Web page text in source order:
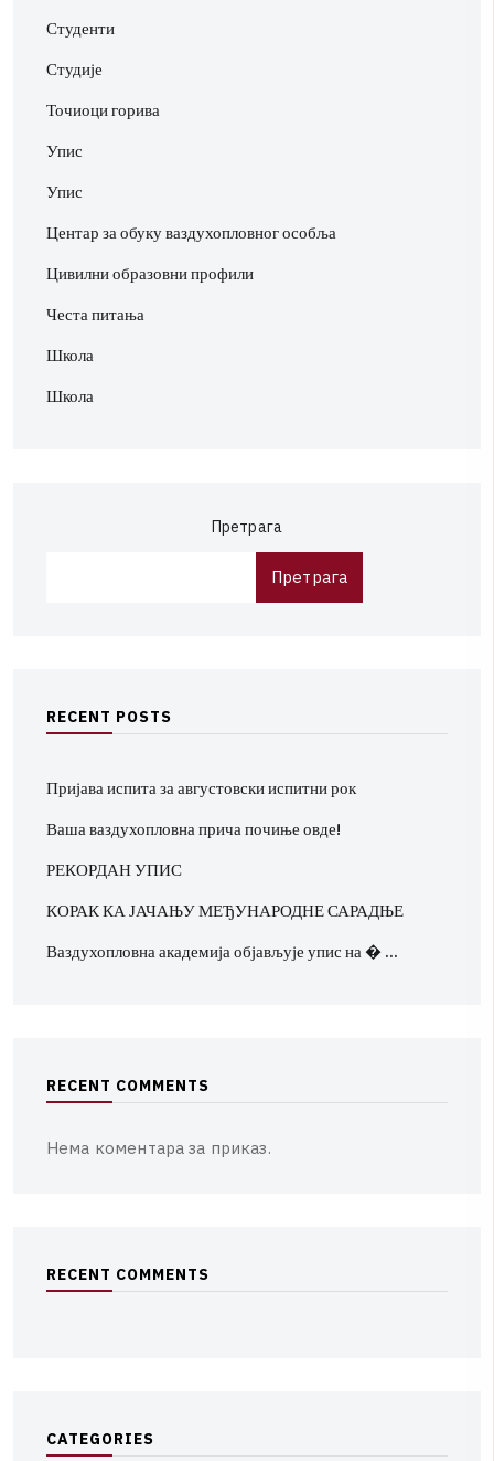
Студенти
Студије
Точиоци горива
Упис
Упис
Центар за обуку ваздухопловног особља
Цивилни образовни профили
Честа питања
Школа
Школа
Претрага
Претрага
RECENT POSTS
Пријава испита за августовски испитни рок
Ваша ваздухопловна прича почиње овде!
РЕКОРДАН УПИС
КОРАК КА ЈАЧАЊУ МЕЂУНАРОДНЕ САРАДЊЕ
Ваздухопловна академија објављује упис на � …
RECENT COMMENTS
Нема коментара за приказ.
RECENT COMMENTS
CATEGORIES